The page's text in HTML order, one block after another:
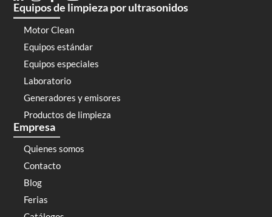
Equipos de limpieza por ultrasonidos
Motor Clean
Equipos estándar
Equipos especiales
Laboratorio
Generadores y emisores
Productos de limpieza
Empresa
Quienes somos
Contacto
Blog
Ferias